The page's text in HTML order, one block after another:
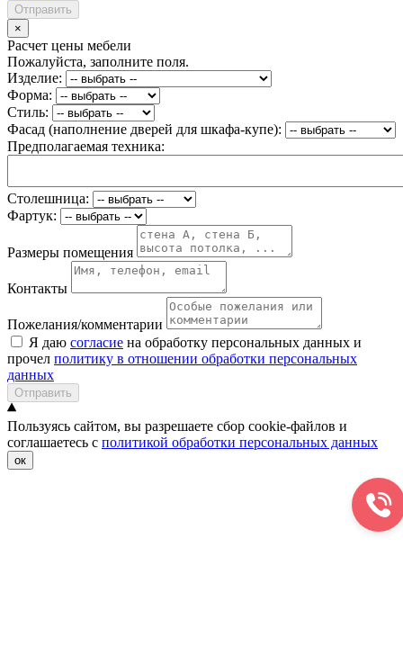
Отправить
×
Расчет цены мебели
Пожалуйста, заполните поля.
Изделие:
Форма:
Стиль:
Фасад (наполнение дверей для шкафа-купе):
Предполагаемая техника:
Столешница:
Фартук:
Размеры помещения
Контакты
Пожелания/комментарии
Я даю согласие на обработку персональных данных и
прочел политику в отношении обработки персональных
данных
Отправить
Пользуясь сайтом, вы разрешаете сбор cookie-файлов и
соглашаетесь с политикой обработки персональных данных
ок